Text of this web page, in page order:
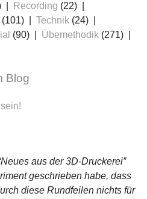
Recording (22)
(101) Technik (24)
(90) Übemethodik (271)
Blog
aus der 3D-Druckerei”
geschrieben habe, dass
diese Rundfeilen nichts für